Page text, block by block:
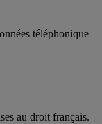
téléphonique
au droit français.